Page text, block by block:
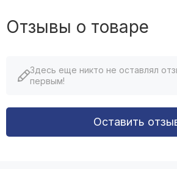
Отзывы о товаре
Здесь еще никто не оставлял
первым!
Оставить